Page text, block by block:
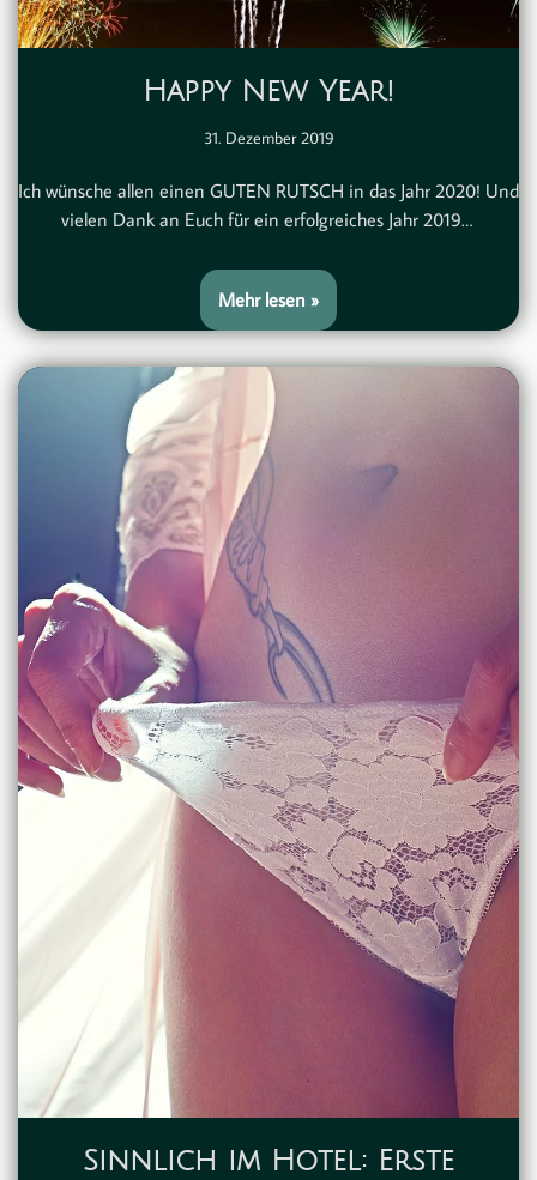
Happy New Year!
31. Dezember 2019
Ich wünsche allen einen GUTEN RUTSCH in das Jahr 2020! Und
vielen Dank an Euch für ein erfolgreiches Jahr 2019…
Mehr lesen »
Sinnlich im Hotel: Erste